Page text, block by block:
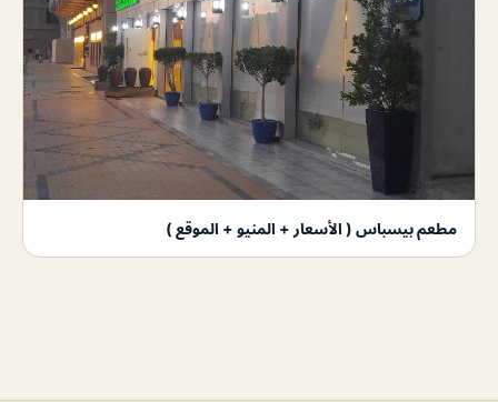
مطعم بيسباس ( الأسعار + المنيو + الموقع )